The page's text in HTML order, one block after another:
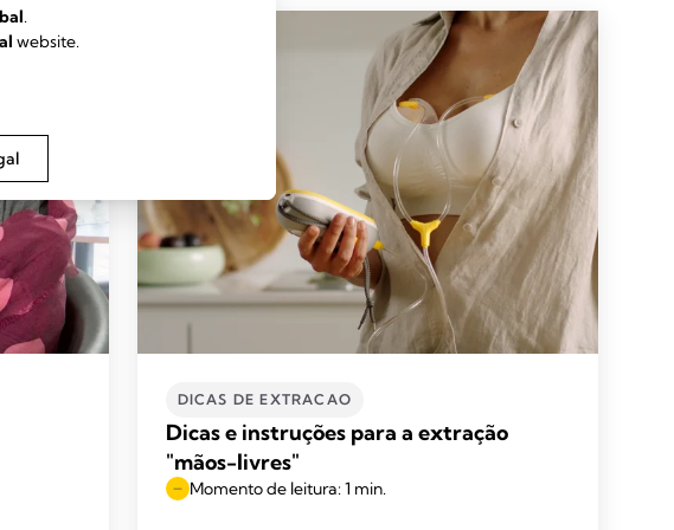
DICAS DE EXTRACAO
Dicas e instruções para a extração
"mãos-livres"
Momento de leitura: 1 min.
.
website.